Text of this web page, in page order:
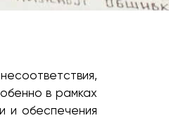
в рамках
и обеспечения